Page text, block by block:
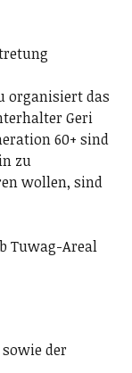
organisiert das
Geri
60+ sind
zu
wollen, sind
Tuwag-Areal
der